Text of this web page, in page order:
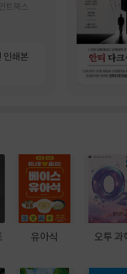
트북스
인쇄본
유아식 오투 과